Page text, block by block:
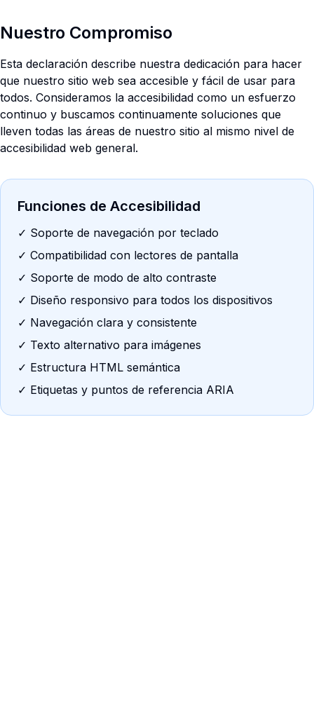
Nuestro Compromiso
Esta declaración describe nuestra dedicación para hacer
que nuestro sitio web sea accesible y fácil de usar para
todos. Consideramos la accesibilidad como un esfuerzo
continuo y buscamos continuamente soluciones que
lleven todas las áreas de nuestro sitio al mismo nivel de
accesibilidad web general.
Funciones de Accesibilidad
✓ Soporte de navegación por teclado
✓ Compatibilidad con lectores de pantalla
✓ Soporte de modo de alto contraste
✓ Diseño responsivo para todos los dispositivos
✓ Navegación clara y consistente
✓ Texto alternativo para imágenes
✓ Estructura HTML semántica
✓ Etiquetas y puntos de referencia ARIA